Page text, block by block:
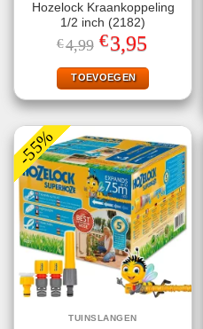
Hozelock Kraankoppeling
1/2 inch (2182)
€4,99 Oorspronkelijke
prijs
was:
€4,99.
€3,95
is:
€3,95.
TOEVOEGEN
-55%
TUINSLANGEN